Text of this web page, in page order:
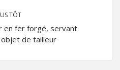
TÔT
en fer forgé, servant
de tailleur